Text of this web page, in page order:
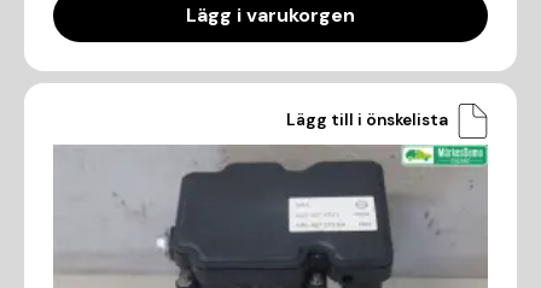
Lägg i varukorgen
Lägg till i önskelista